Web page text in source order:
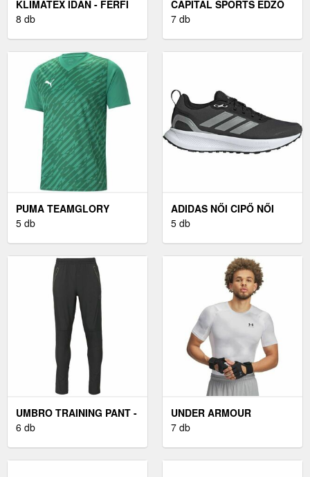
KLIMATEX IDAN - FÉRFI
FUNKCIONÁLIS PÓLÓ
8 db
CAPITAL SPORTS EDZŐ
TRIKÓ, FÉRFI, S MÉRET,
7 db
PUMA TEAMGLORY
JERSEY FÉRFI
5 db
ADIDAS NŐI CIPŐ NŐI
CIPŐ, FEKETE, MÉRET 40
5 db
UMBRO TRAINING PANT -
FÉRFI MELEGÍTŐ
6 db
UNDER ARMOUR
HEATGEAR ARMOUR
7 db